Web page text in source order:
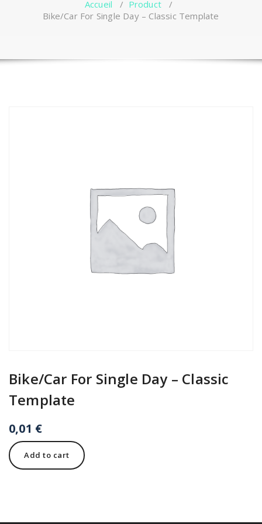
Accueil / Product/
Bike/Car For Single Day – Classic Template
Bike/Car For Single Day – Classic
Template
0,01 €
Bike/Car
For
Single
Template
Add to cart